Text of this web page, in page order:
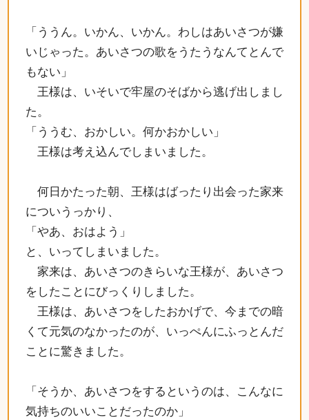
「ううん。いかん、いかん。わしはあいさつが嫌
いじゃった。あいさつの歌をうたうなんてとんで
もない」
王様は、いそいで牢屋のそばから逃げ出しまし
た。
「ううむ、おかしい。何かおかしい」
王様は考え込んでしまいました。
何日かたった朝、王様はばったり出会った家来
についうっかり、
「やあ、おはよう」
と、いってしまいました。
家来は、あいさつのきらいな王様が、あいさつ
をしたことにびっくりしました。
王様は、あいさつをしたおかげで、今までの暗
くて元気のなかったのが、いっぺんにふっとんだ
ことに驚きました。
「そうか、あいさつをするというのは、こんなに
気持ちのいいことだったのか」